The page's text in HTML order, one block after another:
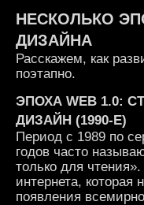
НЕСКОЛЬКО
ДИЗАЙНА
Расскажем, как
поэтапно.
ЭПОХА WEB 1.0:
ДИЗАЙН(1990-Е)
Период с 1989 по
годов часто
только для
интернета, которая
появления